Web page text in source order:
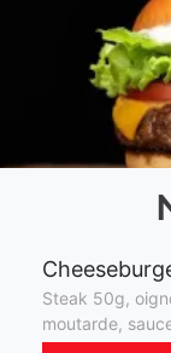
Steak 50g,
moutarde,